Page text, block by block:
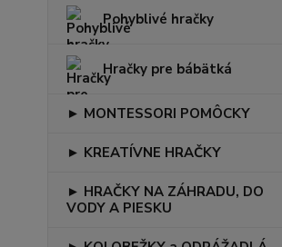
Pohyblivé hračky
Hračky pre bábätká
► MONTESSORI POMÔCKY
► KREATÍVNE HRAČKY
► HRAČKY NA ZÁHRADU, DO
VODY A PIESKU